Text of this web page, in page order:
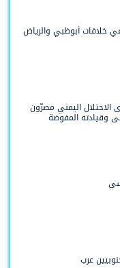
خلافات أبوظبي والرياض
الاحتلال اليمني مصرّون
وقيادته المفوضة
عرب